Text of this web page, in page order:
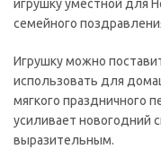
игрушку уместной для
семейного
Игрушку можно
использовать для
мягкого праздничного
усиливает новогодний
выразительным.